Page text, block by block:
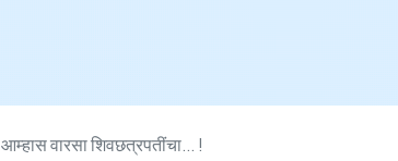
आम्हास वारसा शिवछत्रपतींचा... !